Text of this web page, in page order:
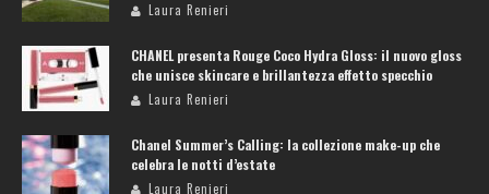
Laura Renieri
CHANEL presenta Rouge Coco Hydra Gloss: il nuovo gloss
che unisce skincare e brillantezza effetto specchio
Laura Renieri
Chanel Summer’s Calling: la collezione make-up che
celebra le notti d’estate
Laura Renieri